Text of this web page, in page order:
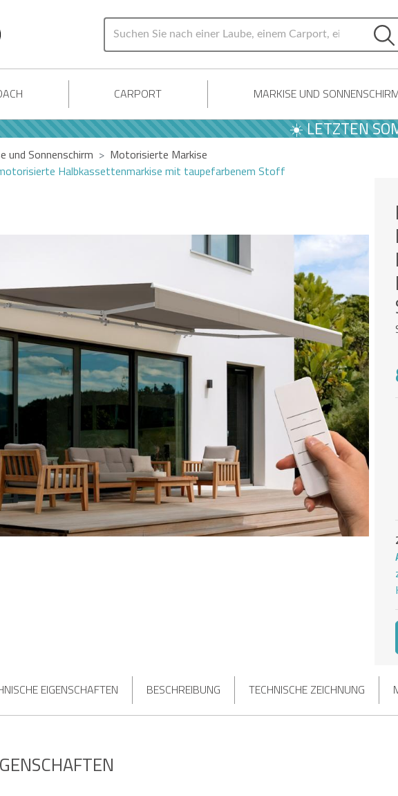
CARPORT MARKISE UND
☀️ LETZTEN SOMMER
und Sonnenschirm
Motorisierte Markise
Halbkassettenmarkise mit taupefarbenem Stoff
EIGENSCHAFTEN BESCHREIBUNG TECHNISCHE ZEICHNUNG